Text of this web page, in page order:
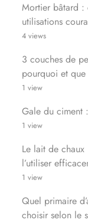
Mortier bâtard :
utilisations
4 views
3 couches de
pourquoi et
1 view
Gale du ciment
1 view
Le lait de
l’utiliser
1 view
Quel primaire
choisir selon le